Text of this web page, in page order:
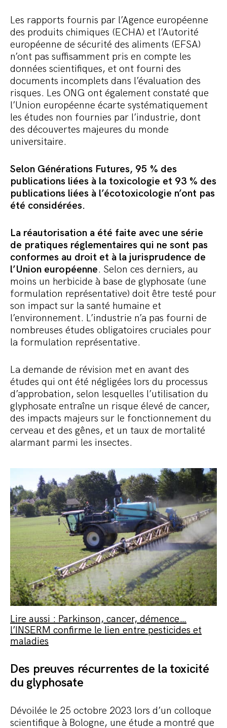
Les rapports fournis par l’Agence européenne
des produits chimiques (ECHA) et l’Autorité
européenne de sécurité des aliments (EFSA)
n’ont pas suffisamment pris en compte les
données scientifiques, et ont fourni des
documents incomplets dans l’évaluation des
risques. Les ONG ont également constaté que
l’Union européenne écarte systématiquement
les études non fournies par l’industrie, dont
des découvertes majeures du monde
universitaire.
Selon Générations Futures, 95 % des
publications liées à la toxicologie et 93 % des
publications liées à l’écotoxicologie n’ont pas
été considérées.
La réautorisation a été faite avec une série
de pratiques réglementaires qui ne sont pas
conformes au droit et à la jurisprudence de
l’Union européenne. Selon ces derniers, au
moins un herbicide à base de glyphosate (une
formulation représentative) doit être testé pour
son impact sur la santé humaine et
l’environnement. L’industrie n’a pas fourni de
nombreuses études obligatoires cruciales pour
la formulation représentative.
La demande de révision met en avant des
études qui ont été négligées lors du processus
d’approbation, selon lesquelles l’utilisation du
glyphosate entraîne un risque élevé de cancer,
des impacts majeurs sur le fonctionnement du
cerveau et des gênes, et un taux de mortalité
alarmant parmi les insectes.
Lire aussi : Parkinson, cancer, démence…
l’INSERM confirme le lien entre pesticides et
maladies
Des preuves récurrentes de la toxicité
du glyphosate
Dévoilée le 25 octobre 2023 lors d’un colloque
scientifique à Bologne, une étude a montré que